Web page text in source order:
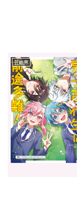
芸能界